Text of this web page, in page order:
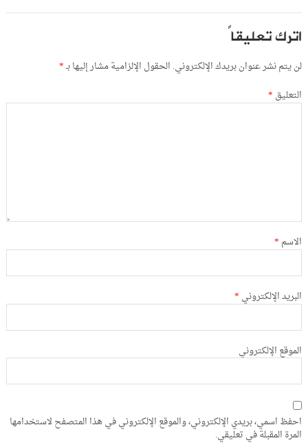
اترك تعليقاً
لن يتم نشر عنوان بريدك الإلكتروني. الحقول الإلزامية مشار إليها بـ*
التعليق *
الاسم *
البريد الإلكتروني *
الموقع الإلكتروني
احفظ اسمي، بريدي الإلكتروني، والموقع الإلكتروني في هذا المتصفح لاستخدامها
المرة المقبلة في تعليقي.